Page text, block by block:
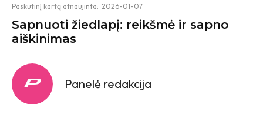
Paskutinį kartą atnaujinta: 2026-01-07
Sapnuoti žiedlapį: reikšmė ir sapno
aiškinimas
Panelė redakcija